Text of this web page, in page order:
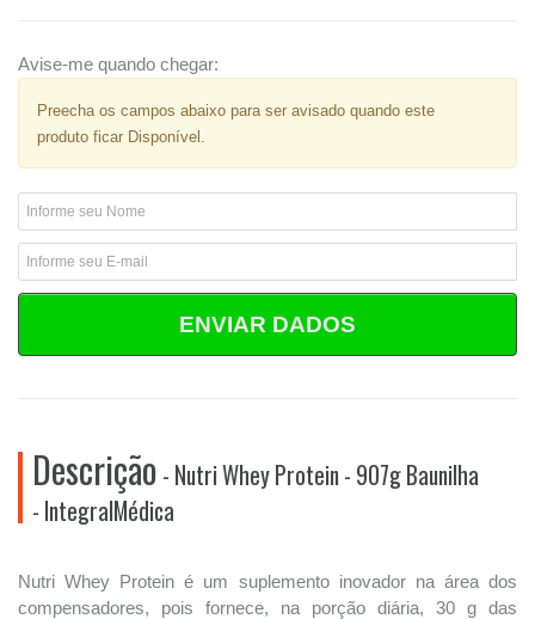
Avise-me quando chegar:
Preecha os campos abaixo para ser avisado quando este
produto ficar Disponível.
ENVIAR DADOS
Descrição - Nutri Whey Protein - 907g Baunilha
- IntegralMédica
Nutri Whey Protein é um suplemento inovador na área dos
compensadores, pois fornece, na porção diária, 30 g das